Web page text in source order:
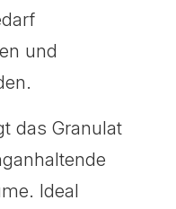
und
das Granulat
Ideal